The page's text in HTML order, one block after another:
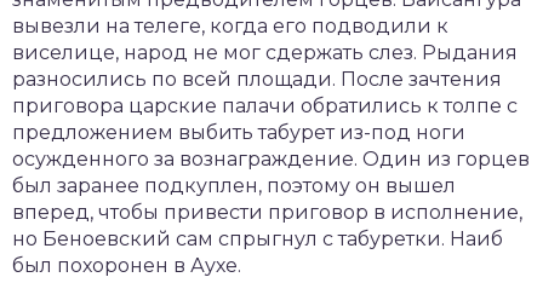
вывезли на телеге, когда его подводили к
виселице, народ не мог сдержать слез. Рыдания
разносились по всей площади. После зачтения
приговора царские палачи обратились к толпе с
предложением выбить табурет из-под ноги
осужденного за вознаграждение. Один из горцев
был заранее подкуплен, поэтому он вышел
вперед, чтобы привести приговор в исполнение,
но Беноевский сам спрыгнул с табуретки. Наиб
был похоронен в Аухе.